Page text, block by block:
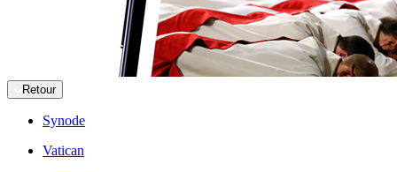
Retour
Synode
Vatican